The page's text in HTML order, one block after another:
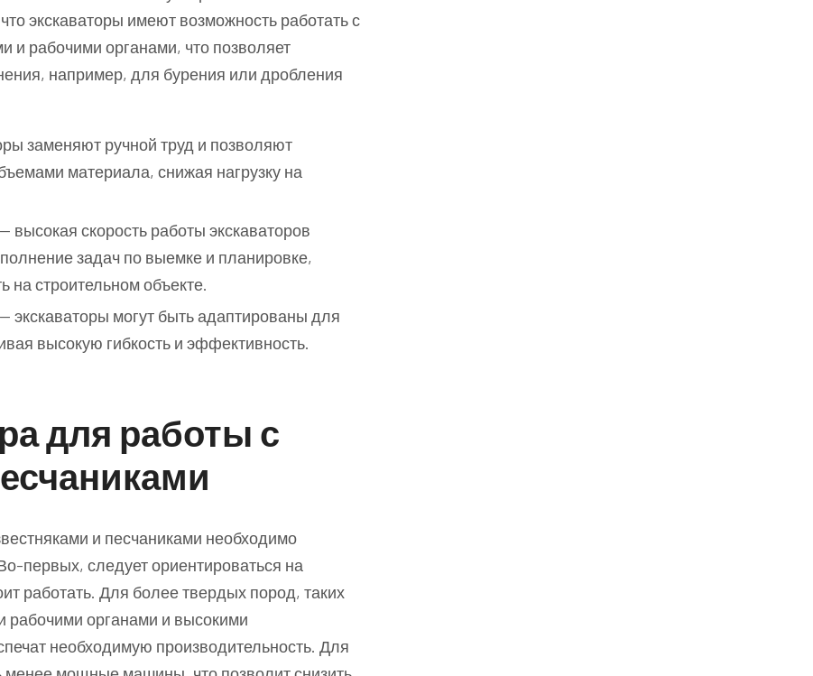
экскаваторы имеют возможность работать с
рабочими органами, что позволяет
например, для бурения или дробления
заменяют ручной труд и позволяют
материала, снижая нагрузку на
— высокая скорость работы экскаваторов
задач по выемке и планировке,
строительном объекте.
— экскаваторы могут быть адаптированы для
высокую гибкость и эффективность.
для работы с
и песчаниками необходимо
первых, следует ориентироваться на
работать. Для более твердых пород, таких
рабочими органами и высокими
необходимую производительность. Для